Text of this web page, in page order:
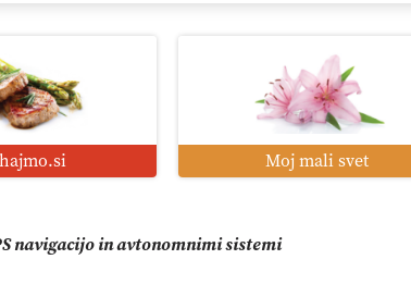
Moj mali svet
do prašičjega korita
navigacijo in avtonomnimi sistemi
Bregar po uničujočem požaru